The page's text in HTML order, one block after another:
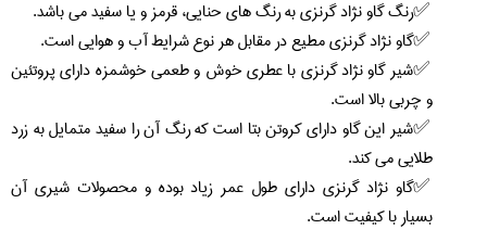
رنگ گاو نژاد گرنزی به رنگ های حنایی، قرمز و یا سفید می باشد.
گاو نژاد گرنزی مطیع در مقابل هر نوع شرایط آب و هوایی است.
شیر گاو نژاد گرنزی با عطری خوش و طعمی خوشمزه دارای پروتئین
و چربی بالا است.
شیر این گاو دارای کروتن بتا است که رنگ آن را سفید متمایل به زرد
طلایی می کند.
گاو نژاد گرنزی دارای طول عمر زیاد بوده و محصولات شیری آن
بسیار با کیفیت است.